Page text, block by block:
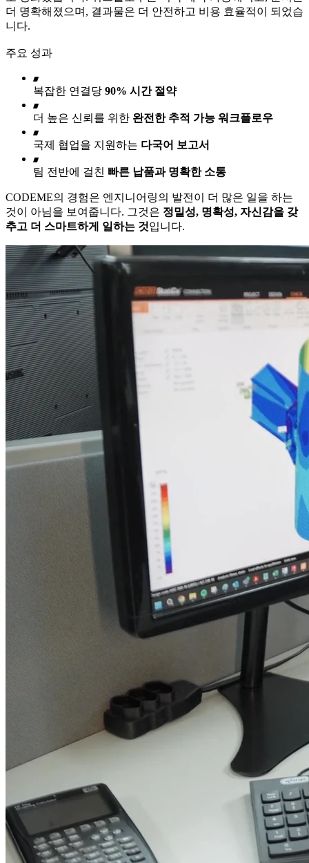
더 명확해졌으며, 결과물은 더 안전하고 비용 효율적이 되었습
니다.
주요 성과
복잡한 연결당 90% 시간 절약
더 높은 신뢰를 위한 완전한 추적 가능 워크플로우
국제 협업을 지원하는 다국어 보고서
팀 전반에 걸친 빠른 납품과 명확한 소통
CODEME의 경험은 엔지니어링의 발전이 더 많은 일을 하는
것이 아님을 보여줍니다. 그것은 정밀성, 명확성, 자신감을 갖
추고 더 스마트하게 일하는 것입니다.